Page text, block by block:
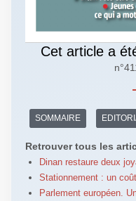
Cet article a
SOMMAIRE
Retrouver tous les
Dinan restaure deux
Stationnement : un
Parlement européen.